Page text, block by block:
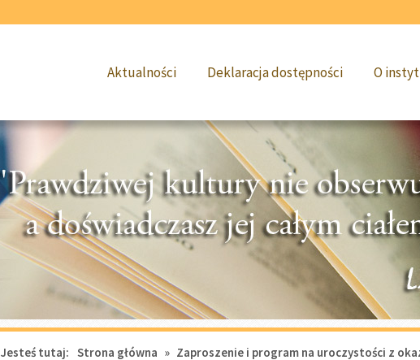
Aktualności Deklaracja dostępności O
Jesteś tutaj: Strona główna » Zaproszenie i program na uroczystości z